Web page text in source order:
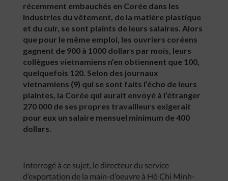
récemment embauchés en Corée dans les
industries du vêtement, de la matière plastique
et du cuir, se sont plaints de leurs salaires. Alors
que pour le même emploi, les ouvriers coréens
gagnent de 900 à 1000 dollars par mois, leurs
collègues vietnamiens n’en obtiennent que 100,
quelquefois 120. Selon des journaux
vietnamiens (9) qui se sont faits l’écho de leurs
plaintes, la Corée qui aurait envoyé à l’étranger
270 000 de ses propres travailleurs exigerait
pour eux un salaire mensuel minimum de 400
dollars.
Interrogé à ce sujet, le directeur du service
d’exportation de la main-d’oeuvre à Hô Chi Minh-